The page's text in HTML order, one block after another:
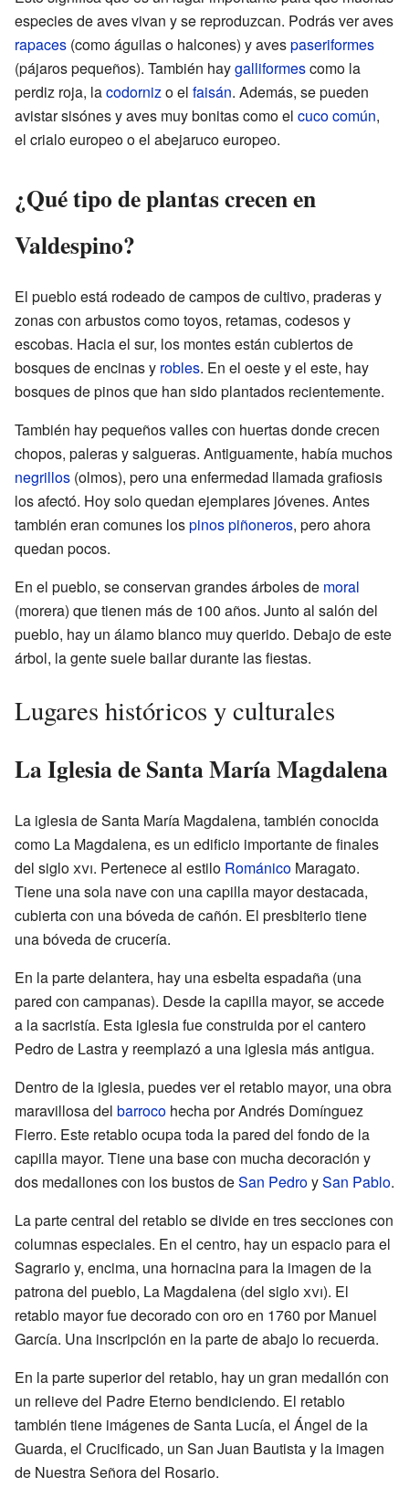
especies de aves vivan y se reproduzcan. Podrás ver aves
rapaces (como águilas o halcones) y avespaseriformes
(pájaros pequeños). También haygalliformescomo la
perdiz roja, lacodornizo el faisán. Además, se pueden
avistar sisónes y aves muy bonitas como el cuco común,
el crialo europeo o el abejaruco europeo.
¿Qué tipo de plantas crecen en
Valdespino?
El pueblo está rodeado de campos de cultivo, praderas y
zonas con arbustos como toyos, retamas, codesos y
escobas. Hacia el sur, los montes están cubiertos de
bosques de encinas y robles. En el oeste y el este, hay
bosques de pinos que han sido plantados recientemente.
También hay pequeños valles con huertas donde crecen
chopos, paleras y salgueras. Antiguamente, había muchos
negrillos (olmos), pero una enfermedad llamada grafiosis
los afectó. Hoy solo quedan ejemplares jóvenes. Antes
también eran comunes lospinos piñoneros, pero ahora
quedan pocos.
En el pueblo, se conservan grandes árboles de moral
(morera) que tienen más de 100 años. Junto al salón del
pueblo, hay un álamo blanco muy querido. Debajo de este
árbol, la gente suele bailar durante las fiestas.
Lugares históricos y culturales
La Iglesia de Santa María Magdalena
La iglesia de Santa María Magdalena, también conocida
como La Magdalena, es un edificio importante de finales
del sigloxvi. Pertenece al estilo Románico Maragato.
Tiene una sola nave con una capilla mayor destacada,
cubierta con una bóveda de cañón. El presbiterio tiene
una bóveda de crucería.
En la parte delantera, hay una esbelta espadaña (una
pared con campanas). Desde la capilla mayor, se accede
a la sacristía. Esta iglesia fue construida por el cantero
Pedro de Lastra y reemplazó a una iglesia más antigua.
Dentro de la iglesia, puedes ver el retablo mayor, una obra
maravillosa del barroco hecha por Andrés Domínguez
Fierro. Este retablo ocupa toda la pared del fondo de la
capilla mayor. Tiene una base con mucha decoración y
dos medallones con los bustos deSan PedroySan Pablo.
La parte central del retablo se divide en tres secciones con
columnas especiales. En el centro, hay un espacio para el
Sagrario y, encima, una hornacina para la imagen de la
patrona del pueblo, La Magdalena (del sigloxvi). El
retablo mayor fue decorado con oro en 1760 por Manuel
García. Una inscripción en la parte de abajo lo recuerda.
En la parte superior del retablo, hay un gran medallón con
un relieve del Padre Eterno bendiciendo. El retablo
también tiene imágenes de Santa Lucía, el Ángel de la
Guarda, el Crucificado, un San Juan Bautista y la imagen
de Nuestra Señora del Rosario.